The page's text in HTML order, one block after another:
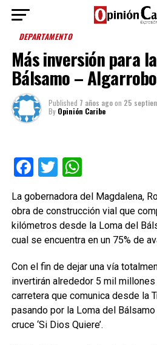
DEPARTAMENTO
Más inversión para
Bálsamo – Algarrobo
Published 7 años agoon 25
By Opinión Caribe
Facebook
TwitterWhatsApp
La gobernadora del Magdalena,
obra de construcción vial que
kilómetros desde la Loma del
cual se encuentra en un 75% de
Con el fin de dejar una vía
invertirán alrededor 5 mil
carretera que comunica desde la
pasando por la Loma del
cruce ‘Si Dios Quiere’.